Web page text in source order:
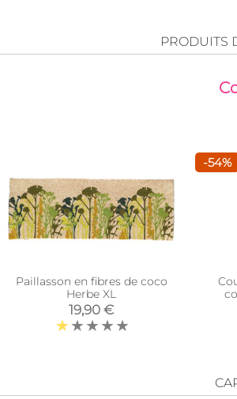
PRODUITS
Paillasson en fibres de coco
Herbe XL
19,90 €
-54%